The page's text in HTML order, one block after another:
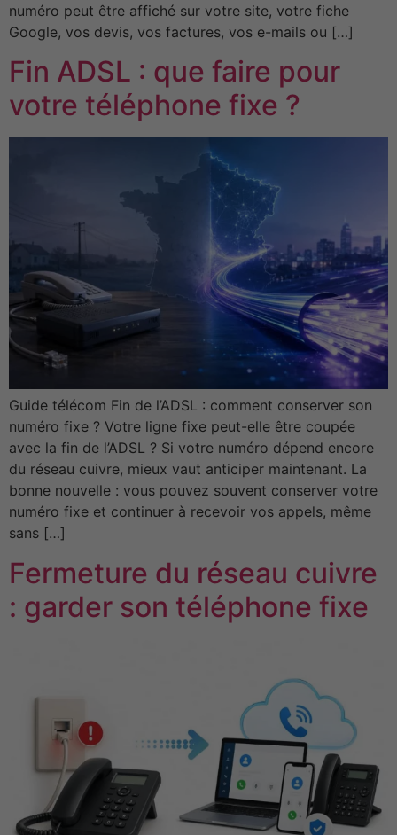
numéro peut être affiché sur votre site, votre fiche
Google, vos devis, vos factures, vos e-mails ou […]
Fin ADSL : que faire pour
votre téléphone fixe ?
Guide télécom Fin de l’ADSL : comment conserver son
numéro fixe ? Votre ligne fixe peut-elle être coupée
avec la fin de l’ADSL ? Si votre numéro dépend encore
du réseau cuivre, mieux vaut anticiper maintenant. La
bonne nouvelle : vous pouvez souvent conserver votre
numéro fixe et continuer à recevoir vos appels, même
sans […]
Fermeture du réseau cuivre
: garder son téléphone fixe